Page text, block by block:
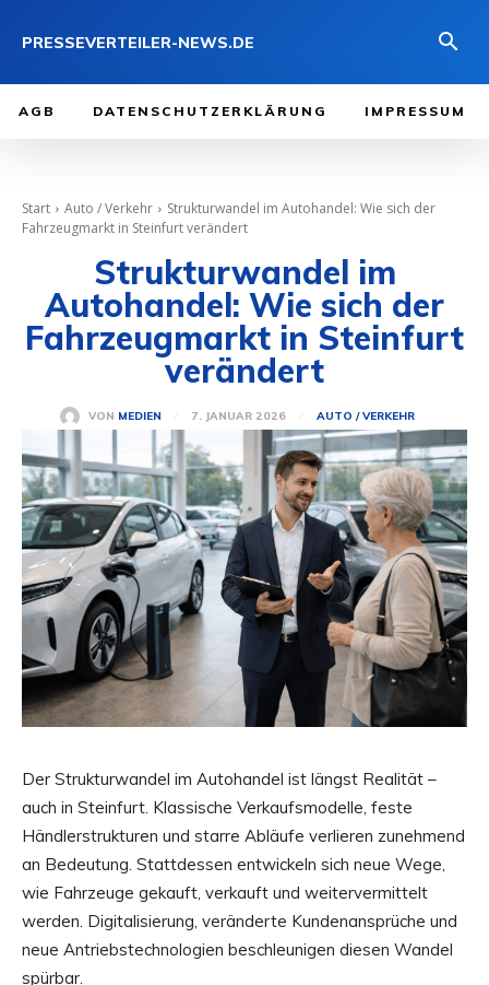
PRESSEVERTEILER-NEWS.DE
AGB DATENSCHUTZERKLÄRUNG IMPRESSUM
Start Auto / Verkehr
Strukturwandel im Autohandel: Wie sich der
Fahrzeugmarkt in Steinfurt verändert
Strukturwandel im
Autohandel: Wie sich der
Fahrzeugmarkt in Steinfurt
verändert
VON MEDIEN 7. JANUAR 2026 AUTO / VERKEHR
Der Strukturwandel im Autohandel ist längst Realität –
auch in Steinfurt. Klassische Verkaufsmodelle, feste
Händlerstrukturen und starre Abläufe verlieren zunehmend
an Bedeutung. Stattdessen entwickeln sich neue Wege,
wie Fahrzeuge gekauft, verkauft und weitervermittelt
werden. Digitalisierung, veränderte Kundenansprüche und
neue Antriebstechnologien beschleunigen diesen Wandel
spürbar.